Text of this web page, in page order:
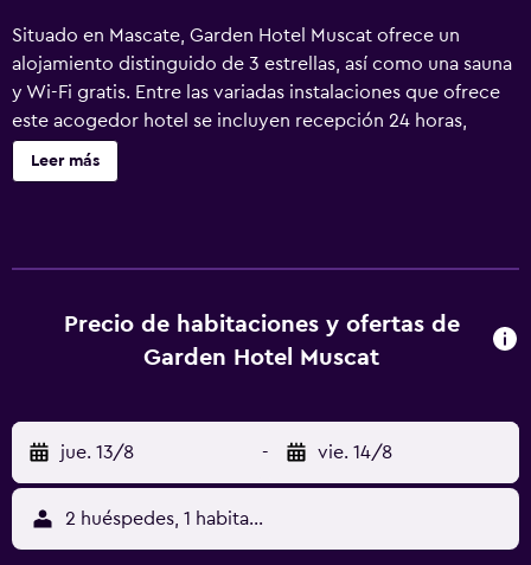
Situado en Mascate, Garden Hotel Muscat ofrece un
alojamiento distinguido de 3 estrellas, así como una sauna
y Wi-Fi gratis. Entre las variadas instalaciones que ofrece
este acogedor hotel se incluyen recepción 24 horas,
registros de entrada y salida exprés y salas de reuniones.
Conserje, servicio de niñera y servicio de cambio de
entorno elegante donde relajarse, con multitud de
comodidades como minibar. Además, hay diferentes
cocina internacional y regional, que los huéspedes podrán
disfrutar en la terraza al aire libre. En las proximidades
también encontrarán una gran cantidad de cafeterías y
restaurantes. Desde Garden Hotel Muscat se puede
acceder cómodamente a Oman Natural History Museum, a
Leer más
Precio de habitaciones y ofertas de
Garden Hotel Muscat
jue. 13/8 - vie. 14/8
2 huéspedes, 1 habitación